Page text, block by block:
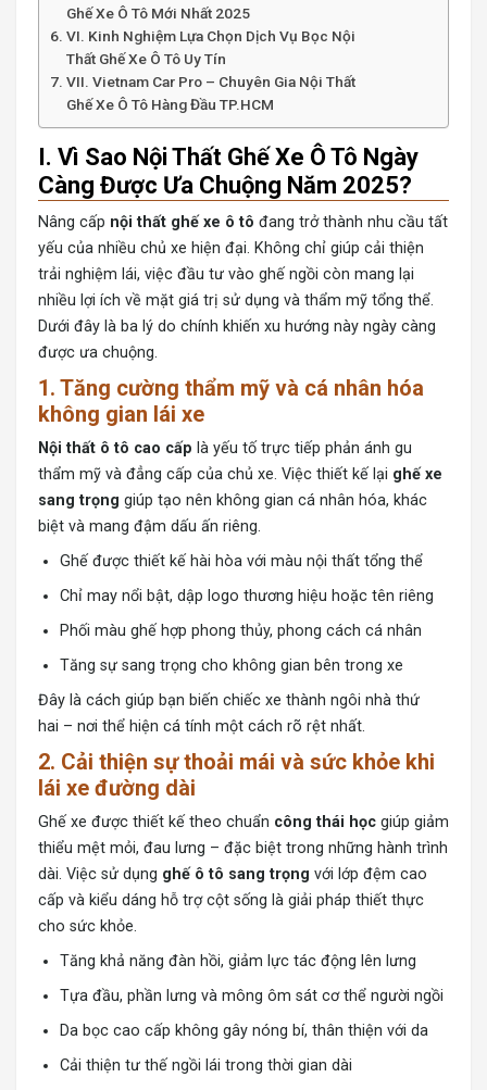
Ghế Xe Ô Tô Mới Nhất 2025
VI. Kinh Nghiệm Lựa Chọn Dịch Vụ Bọc Nội
Thất Ghế Xe Ô Tô Uy Tín
VII. Vietnam Car Pro – Chuyên Gia Nội Thất
Ghế Xe Ô Tô Hàng Đầu TP.HCM
I. Vì Sao Nội Thất Ghế Xe Ô Tô Ngày
Càng Được Ưa Chuộng Năm 2025?
Nâng cấp nội thất ghế xe ô tô đang trở thành nhu cầu tất
yếu của nhiều chủ xe hiện đại. Không chỉ giúp cải thiện
trải nghiệm lái, việc đầu tư vào ghế ngồi còn mang lại
nhiều lợi ích về mặt giá trị sử dụng và thẩm mỹ tổng thể.
Dưới đây là ba lý do chính khiến xu hướng này ngày càng
được ưa chuộng.
1. Tăng cường thẩm mỹ và cá nhân hóa
không gian lái xe
Nội thất ô tô cao cấp là yếu tố trực tiếp phản ánh gu
thẩm mỹ và đẳng cấp của chủ xe. Việc thiết kế lại ghế xe
sang trọng giúp tạo nên không gian cá nhân hóa, khác
biệt và mang đậm dấu ấn riêng.
Ghế được thiết kế hài hòa với màu nội thất tổng thể
Chỉ may nổi bật, dập logo thương hiệu hoặc tên riêng
Phối màu ghế hợp phong thủy, phong cách cá nhân
Tăng sự sang trọng cho không gian bên trong xe
Đây là cách giúp bạn biến chiếc xe thành ngôi nhà thứ
hai – nơi thể hiện cá tính một cách rõ rệt nhất.
2. Cải thiện sự thoải mái và sức khỏe khi
lái xe đường dài
Ghế xe được thiết kế theo chuẩn công thái học giúp giảm
thiểu mệt mỏi, đau lưng – đặc biệt trong những hành trình
dài. Việc sử dụng ghế ô tô sang trọng với lớp đệm cao
cấp và kiểu dáng hỗ trợ cột sống là giải pháp thiết thực
cho sức khỏe.
Tăng khả năng đàn hồi, giảm lực tác động lên lưng
Tựa đầu, phần lưng và mông ôm sát cơ thể người ngồi
Da bọc cao cấp không gây nóng bí, thân thiện với da
Cải thiện tư thế ngồi lái trong thời gian dài